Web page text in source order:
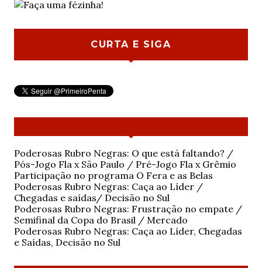
CURTA E SIGA
Poderosas Rubro Negras: O que está faltando? /
Pós-Jogo Fla x São Paulo / Pré-Jogo Fla x Grêmio
Participação no programa O Fera e as Belas
Poderosas Rubro Negras: Caça ao Líder /
Chegadas e saídas/ Decisão no Sul
Poderosas Rubro Negras: Frustração no empate /
Semifinal da Copa do Brasil / Mercado
Poderosas Rubro Negras: Caça ao Líder, Chegadas
e Saídas, Decisão no Sul